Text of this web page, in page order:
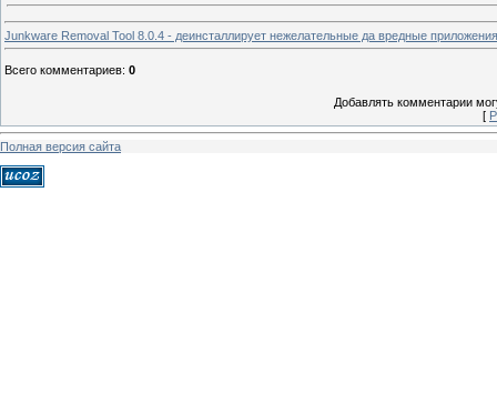
Junkware Removal Tool 8.0.4 - деинсталлирует нежелательные да вредные приложения
Всего комментариев: 0
Добавлять комментарии
[
Полная версия сайта